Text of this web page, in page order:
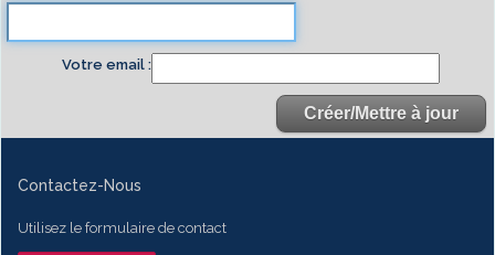
Votre email
Contactez-Nous
Utilisez le formulaire de contact